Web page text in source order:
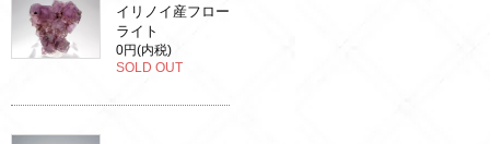
イリノイ産フロー
ライト
0円(内税)
SOLD OUT